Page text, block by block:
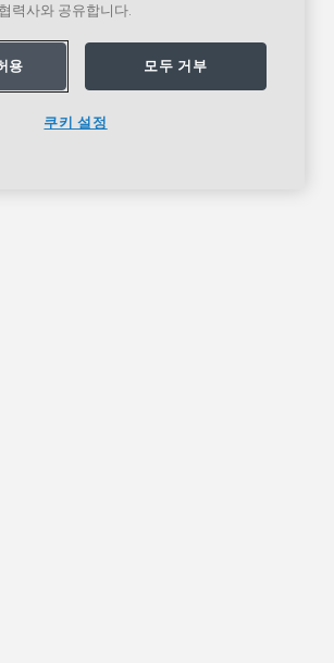
력사와 공유합니다.
용 모두 거부
쿠키 설정